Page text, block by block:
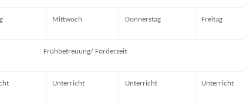
Mittwoch Donnerstag Freitag
Frühbetreuung/ Förderzeit
Unterricht Unterricht Unterricht